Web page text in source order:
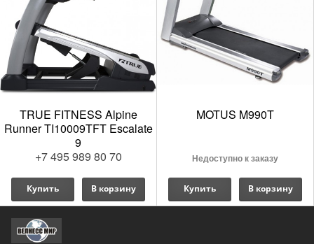
TRUE FITNESS Alpine
Runner TI10009TFT Escalate
9
+7 495 989 80 70
Купить В корзину
MOTUS M990T
Недоступно к заказу
Купить В корзину